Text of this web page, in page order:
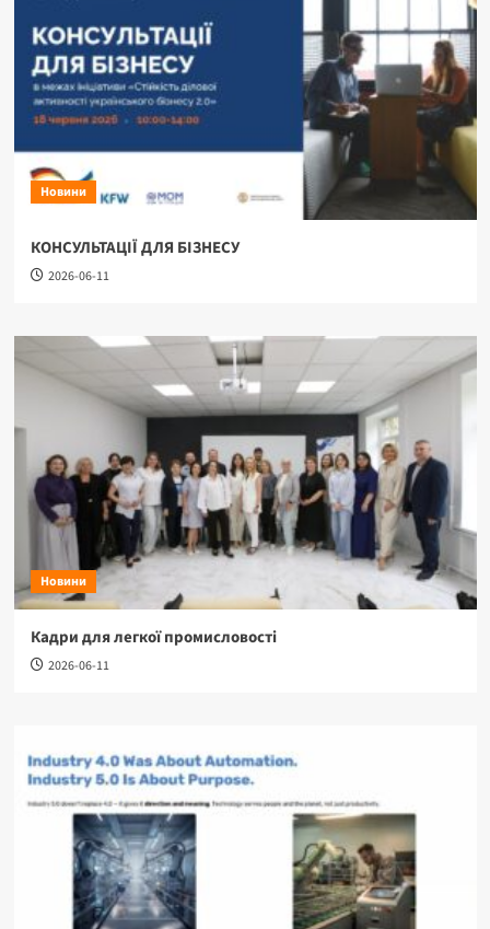
Новини
КОНСУЛЬТАЦІЇ ДЛЯ БІЗНЕСУ
2026-06-11
Новини
Кадри для легкої промисловості
2026-06-11